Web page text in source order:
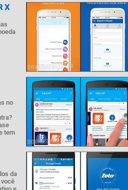
X
no
tem
da